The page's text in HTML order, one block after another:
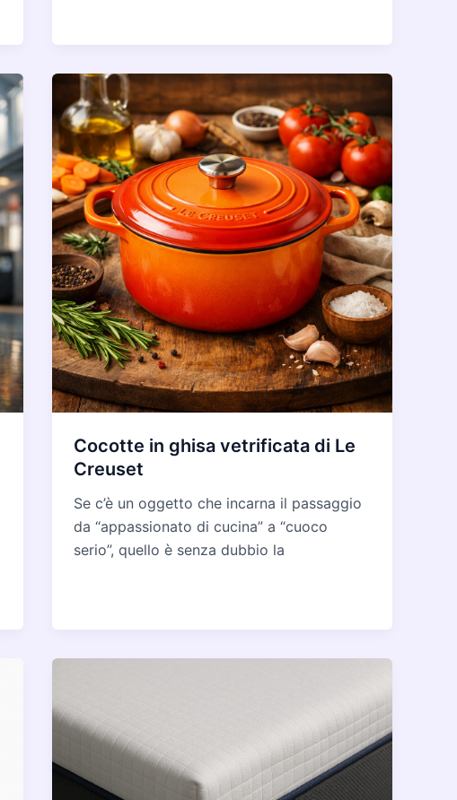
Cocotte in ghisa vetrificata di Le
Creuset
Se c’è un oggetto che incarna il passaggio
da “appassionato di cucina” a “cuoco
serio”, quello è senza dubbio la